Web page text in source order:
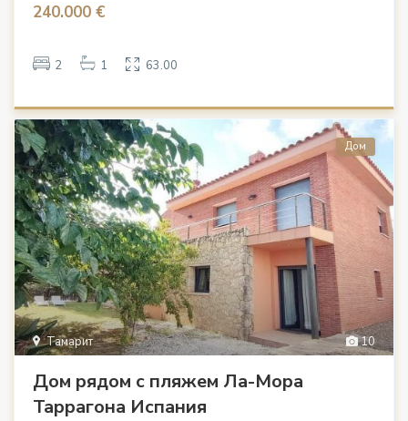
240.000 €
2 1 63.00
10
Тамарит
Дом
Дом рядом с пляжем Ла-Мора
Таррагона Испания